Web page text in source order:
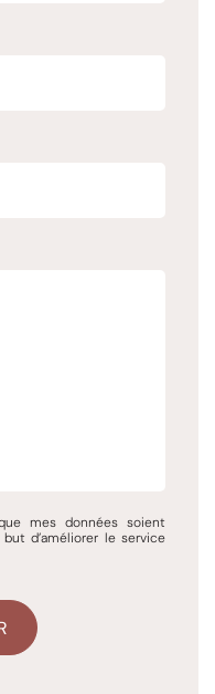
mes données soient
d’améliorer le service